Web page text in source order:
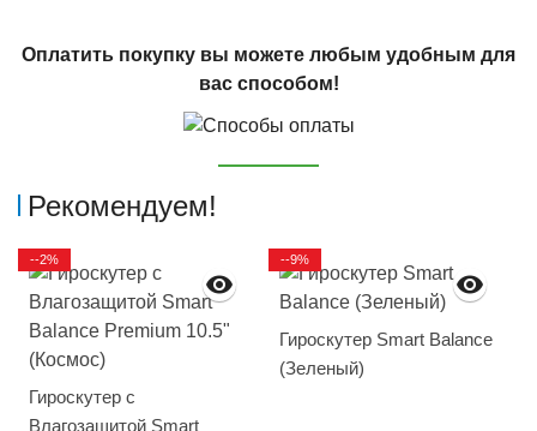
Оплатить покупку вы можете любым удобным для
вас способом!
Рекомендуем!
Гироскутер с
Влагозащитой Smart
--2%
Гироскутер Smart Balance
(Зеленый)
--9%